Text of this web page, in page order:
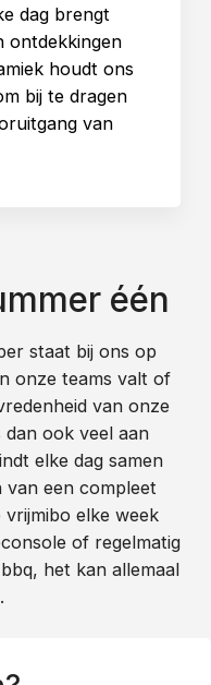
dag brengt
ontdekkingen
houdt ons
bij te dragen
van
één
staat bij ons op
onze teams valt of
van onze
dan ook veel aan
elke dag samen
van een compleet
elke week
of regelmatig
het kan allemaal